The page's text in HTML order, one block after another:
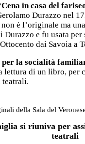
in casa del
Durazzo nel
è l’originale ma
Durazzo e fu usata
dai Savoia a
per la socialità
lettura di un libro, per
teatrali.
si riuniva per
teatrali